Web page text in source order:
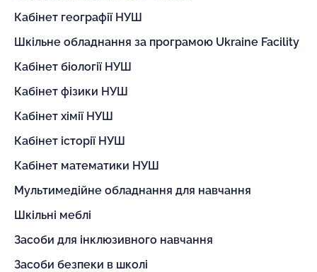
Кабінет географії НУШ
Шкільне обладнання за програмою Ukraine Facility
Кабінет біології НУШ
Кабінет фізики НУШ
Кабінет хімії НУШ
Кабінет історії НУШ
Кабінет математики НУШ
Мультимедійне обладнання для навчання
Шкільні меблі
Засоби для інклюзивного навчання
Засоби безпеки в школі